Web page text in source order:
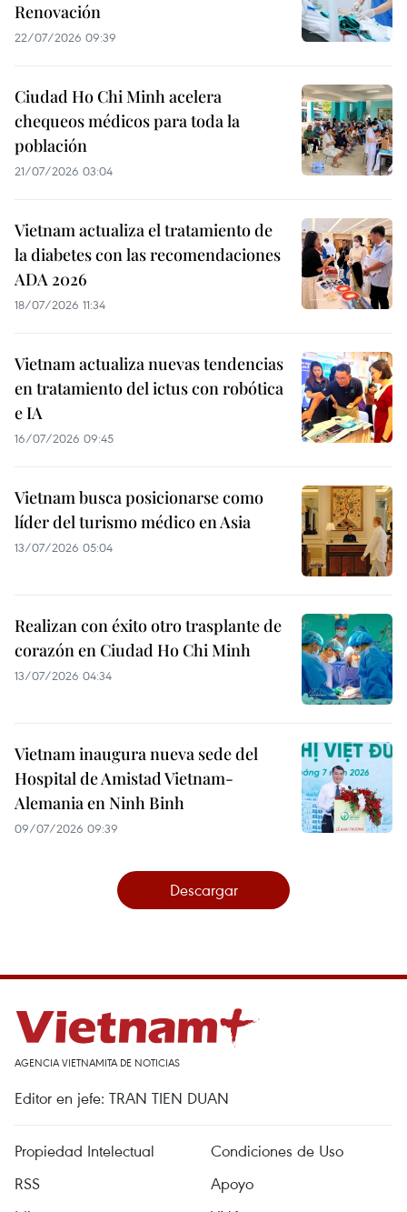
Renovación
22/07/2026 09:39
Ciudad Ho Chi Minh acelera
chequeos médicos para toda la
población
21/07/2026 03:04
Vietnam actualiza el tratamiento de
la diabetes con las recomendaciones
ADA 2026
18/07/2026 11:34
Vietnam actualiza nuevas tendencias
en tratamiento del ictus con robótica
e IA
16/07/2026 09:45
Vietnam busca posicionarse como
líder del turismo médico en Asia
13/07/2026 05:04
Realizan con éxito otro trasplante de
corazón en Ciudad Ho Chi Minh
13/07/2026 04:34
Vietnam inaugura nueva sede del
Hospital de Amistad Vietnam-
Alemania en Ninh Binh
09/07/2026 09:39
Descargar
AGENCIA VIETNAMITA DE NOTICIAS
Editor en jefe: TRAN TIEN DUAN
Propiedad Intelectual
Condiciones de Uso
RSS
Apoyo